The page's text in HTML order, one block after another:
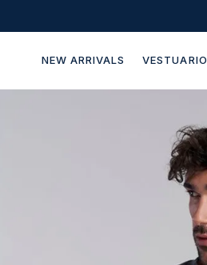
NEW ARRIVALS VESTUARIO